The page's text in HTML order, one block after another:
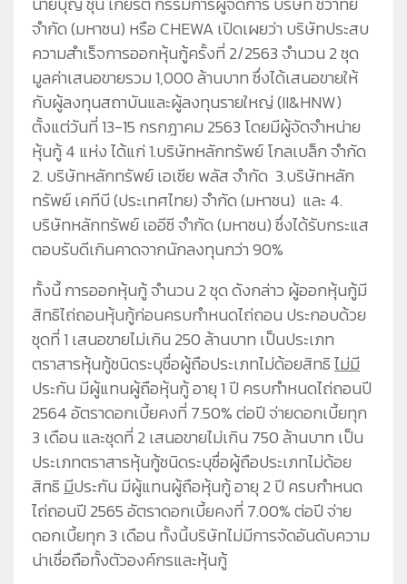
จำกัด (มหาชน) หรือ CHEWA เปิดเผยว่า บริษัทประสบ
ความสำเร็จการออกหุ้นกู้ครั้งที่ 2/2563 จำนวน 2 ชุด
มูลค่าเสนอขายรวม 1,000 ล้านบาท ซึ่งได้เสนอขายให้
กับผู้ลงทุนสถาบันและผู้ลงทุนรายใหญ่ (II&HNW)
ตั้งแต่วันที่ 13-15 กรกฎาคม 2563 โดยมีผู้จัดจำหน่าย
หุ้นกู้ 4 แห่ง ได้แก่ 1.บริษัทหลักทรัพย์ โกลเบล็ก จำกัด
2. บริษัทหลักทรัพย์ เอเซีย พลัส จำกัด 3.บริษัทหลัก
ทรัพย์ เคทีบี (ประเทศไทย) จำกัด (มหาชน) และ 4.
บริษัทหลักทรัพย์ เออีซี จำกัด (มหาชน) ซึ่งได้รับกระแส
ตอบรับดีเกินคาดจากนักลงทุนกว่า 90%
ทั้งนี้ การออกหุ้นกู้ จำนวน 2 ชุด ดังกล่าว ผู้ออกหุ้นกู้มี
สิทธิไถ่ถอนหุ้นกู้ก่อนครบกำหนดไถ่ถอน ประกอบด้วย
ชุดที่ 1 เสนอขายไม่เกิน 250 ล้านบาท เป็นประเภท
ตราสารหุ้นกู้ชนิดระบุชื่อผู้ถือประเภทไม่ด้อยสิทธิไม่มี
ประกัน มีผู้แทนผู้ถือหุ้นกู้ อายุ 1 ปี ครบกำหนดไถ่ถอนปี
2564 อัตราดอกเบี้ยคงที่ 7.50% ต่อปี จ่ายดอกเบี้ยทุก
3 เดือน และชุดที่ 2 เสนอขายไม่เกิน 750 ล้านบาท เป็น
ประเภทตราสารหุ้นกู้ชนิดระบุชื่อผู้ถือประเภทไม่ด้อย
สิทธิ มีประกัน มีผู้แทนผู้ถือหุ้นกู้ อายุ 2 ปี ครบกำหนด
ไถ่ถอนปี 2565 อัตราดอกเบี้ยคงที่ 7.00% ต่อปี จ่าย
ดอกเบี้ยทุก 3 เดือน ทั้งนี้บริษัทไม่มีการจัดอันดับความ
น่าเชื่อถือทั้งตัวองค์กรและหุ้นกู้